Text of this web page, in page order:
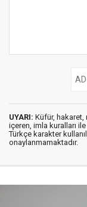
UYARI: Küfür, hakaret,
içeren, imla kuralları ile
Türkçe karakter
onaylanmamaktadır.